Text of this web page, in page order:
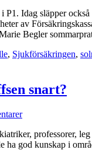
P1. Idag släpper
av
Begler
, Sjukförsäkringen,
snart?
professorer,
god kunskap i